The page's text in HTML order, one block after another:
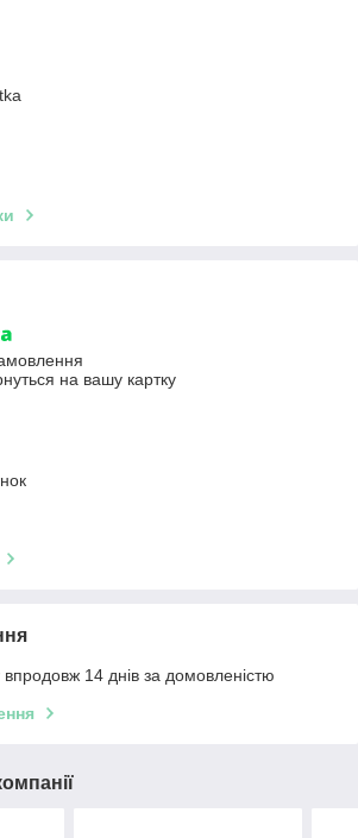
на вашу картку
14 днів за домовленістю